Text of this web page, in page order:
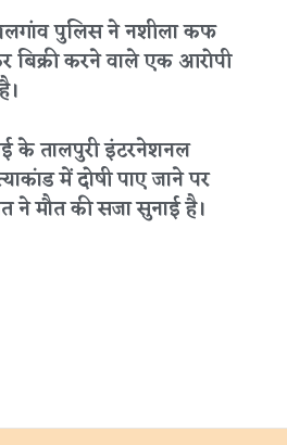
पुलिस ने नशीला कफ
बिक्री करने वाले एक आरोपी
के तालपुरी इंटरनेशनल
में दोषी पाए जाने पर
ने मौत की सजा सुनाई है।